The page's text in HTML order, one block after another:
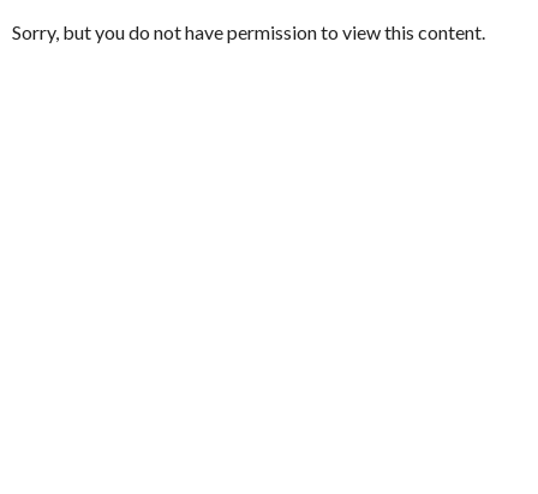
Sorry, but you do not have permission to view this content.